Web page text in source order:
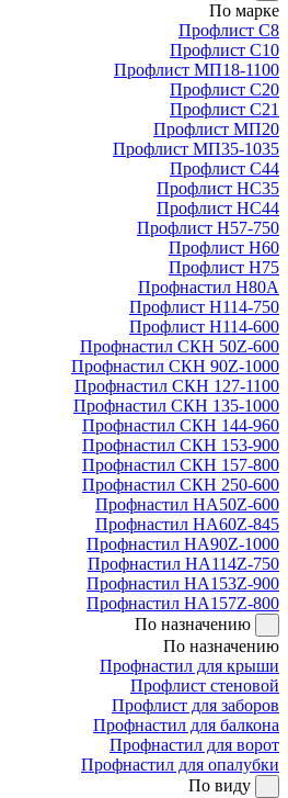
По марке
Профлист С8
Профлист С10
Профлист МП18-1100
Профлист С20
Профлист С21
Профлист МП20
Профлист МП35-1035
Профлист С44
Профлист НС35
Профлист НС44
Профлист Н57-750
Профлист Н60
Профлист Н75
Профнастил Н80А
Профлист Н114-750
Профлист Н114-600
Профнастил СКН 50Z-600
Профнастил СКН 90Z-1000
Профнастил СКН 127-1100
Профнастил СКН 135-1000
Профнастил СКН 144-960
Профнастил СКН 153-900
Профнастил СКН 157-800
Профнастил СКН 250-600
Профнастил НА50Z-600
Профнастил НА60Z-845
Профнастил НА90Z-1000
Профнастил НА114Z-750
Профнастил НА153Z-900
Профнастил НА157Z-800
По назначению
По назначению
Профнастил для крыши
Профлист стеновой
Профлист для заборов
Профнастил для балкона
Профнастил для ворот
Профнастил для опалубки
По виду